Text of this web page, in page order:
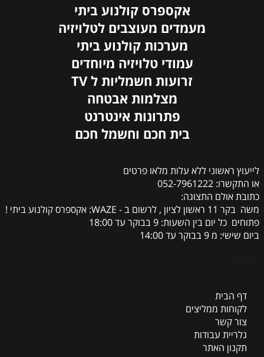
אקספרס קולנוע ביתי
מעמדים מעוצבים לטלויזיה
מערכות קולנוע ביתי
עמודי טלויזיה מיוחדים
זרועות חשמליות ל TV
מצלמות אבטחה
פתרונות אינטרנט
בית חכם וחשמל חכם
לייעוץ ראשוני ללא עלות מלאו פרטים
או התקשרו: 052-7961222
כתובת אולם התצוגה:
משה בקר 11 ראשון לציון , לרשום ב - WAZE: אקספרס קולנוע ביתי !
פתוחים כל יום בין השעות: 9 בבוקר עד 18:00
ביום שישי: מ 9 בבוקר עד 14:00
דף הבית
לקוחות ממליצים
צור קשר
גלריית עבודות
תקנון האתר